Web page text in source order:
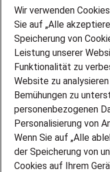
DEINE BERUFSGRUPPE
DEINE LEBENSSITUATION
PARTNERSHIP WITH AIRBUS
INITIATIV BEWERBEN
ÜBER UNS
STANDORTE
BLOG
PRESSE
Wir verwenden
Sie auf „Alle
Speicherung von
Leistung unserer
Funktionalität zu
Website zu
Bemühungen zu
personenbezogenen
Personalisierung von
Wenn Sie auf „Alle
der Speicherung von
Cookies auf Ihrem